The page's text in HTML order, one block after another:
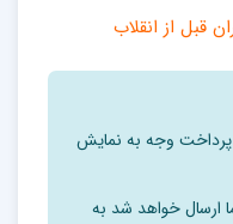
قبل از انقلاب
پرداخت وجه به نمایش
ارسال خواهد شد به